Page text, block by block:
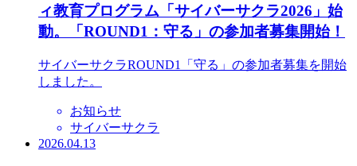
ィ教育プログラム「サイバーサクラ2026」始
動。「ROUND1：守る」の参加者募集開始！
サイバーサクラROUND1「守る」の参加者募集を開始
しました。
お知らせ
サイバーサクラ
2026.04.13